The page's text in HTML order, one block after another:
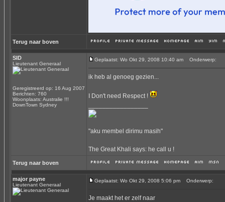
Terug naar boven
SID
Lieutenant Generaal
Geregistreerd op: 16 Aug 2007
Berichten: 760
Woonplaats: Australie !!!
DownTown Sydney
Geplaatst: Wo Okt 29, 2008 10:40 am Onderwerp:
ik heb al genoeg gezien...
I Don't need Respect !
"aku membel dirimu masih"
The Great Khali says: he call u !
Terug naar boven
major payne
Lieutenant Generaal
Geplaatst: Wo Okt 29, 2008 5:06 pm Onderwerp:
Je maakt het er zelf naar